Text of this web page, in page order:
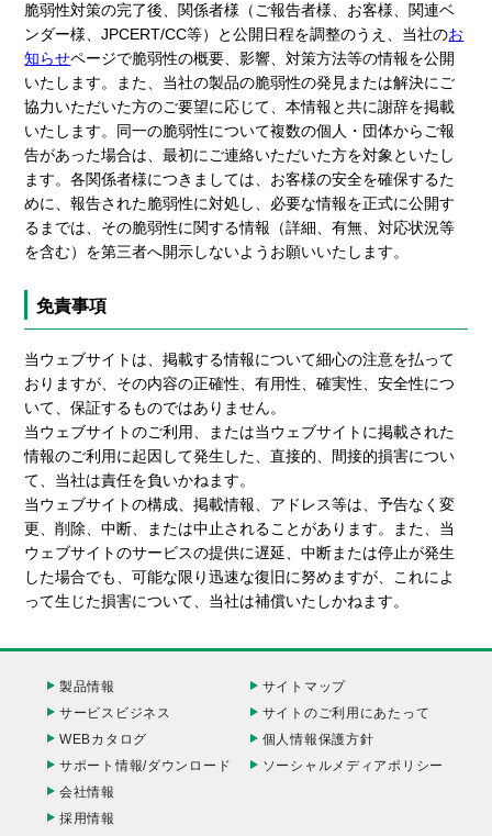
脆弱性対策の完了後、関係者様（ご報告者様、お客様、関連ベ
ンダー様、JPCERT/CC等）と公開日程を調整のうえ、当社のお
知らせページで脆弱性の概要、影響、対策方法等の情報を公開
いたします。また、当社の製品の脆弱性の発見または解決にご
協力いただいた方のご要望に応じて、本情報と共に謝辞を掲載
いたします。同一の脆弱性について複数の個人・団体からご報
告があった場合は、最初にご連絡いただいた方を対象といたし
ます。各関係者様につきましては、お客様の安全を確保するた
めに、報告された脆弱性に対処し、必要な情報を正式に公開す
るまでは、その脆弱性に関する情報（詳細、有無、対応状況等
を含む）を第三者へ開示しないようお願いいたします。
免責事項
当ウェブサイトは、掲載する情報について細心の注意を払って
おりますが、その内容の正確性、有用性、確実性、安全性につ
いて、保証するものではありません。
当ウェブサイトのご利用、または当ウェブサイトに掲載された
情報のご利用に起因して発生した、直接的、間接的損害につい
て、当社は責任を負いかねます。
当ウェブサイトの構成、掲載情報、アドレス等は、予告なく変
更、削除、中断、または中止されることがあります。また、当
ウェブサイトのサービスの提供に遅延、中断または停止が発生
した場合でも、可能な限り迅速な復旧に努めますが、これによ
って生じた損害について、当社は補償いたしかねます。
製品情報
サービスビジネス
WEBカタログ
サポート情報/ダウンロード
会社情報
採用情報
サイトマップ
サイトのご利用にあたって
個人情報保護方針
ソーシャルメディアポリシー